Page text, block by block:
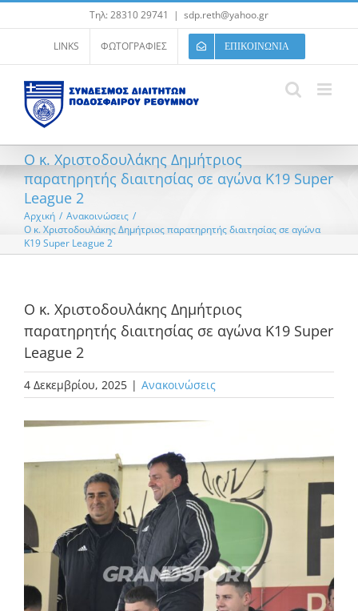
στο
περιεχόμενο
Τηλ: 28310 29741 | sdp.reth@yahoo.gr
LINKS ΦΩΤΟΓΡΑΦΙΕΣ ΕΠΙΚΟΙΝΩΝΙΑ
Ο κ. Χριστοδουλάκης Δημήτριος
παρατηρητής διαιτησίας σε αγώνα K19 Super
League 2
Αρχική / Ανακοινώσεις /
Ο κ. Χριστοδουλάκης Δημήτριος παρατηρητής διαιτησίας σε αγώνα
K19 Super League 2
Ο κ. Χριστοδουλάκης Δημήτριος
παρατηρητής διαιτησίας σε αγώνα K19 Super
League 2
4 Δεκεμβρίου, 2025 | Ανακοινώσεις
Προβολή
εικόνας